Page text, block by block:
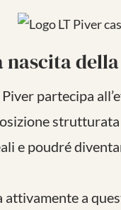
nascita
Piver partecipa
e poudré
attivamente a